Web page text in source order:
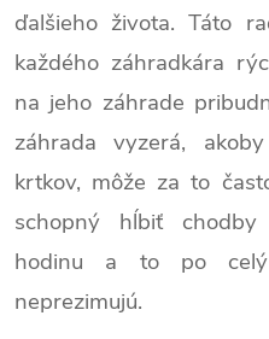
ďalšieho života. Táto
každého záhradkára
na jeho záhrade
záhrada vyzerá,
krtkov, môže za to
schopný hĺbiť
hodinu a to po celý
neprezimujú.